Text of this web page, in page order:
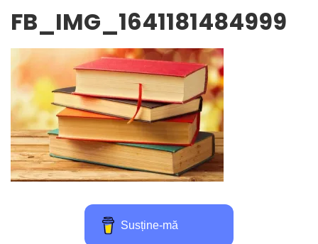
FB_IMG_1641181484999
Susține-mă